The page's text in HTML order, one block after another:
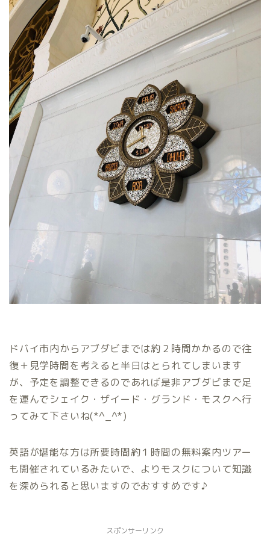
ドバイ市内からアブダビまでは約２時間かかるので往
復＋見学時間を考えると半日はとられてしまいます
が、予定を調整できるのであれば是非アブダビまで足
を運んでシェイク・ザイード・グランド・モスクへ行
ってみて下さいね(*^_^*)
英語が堪能な方は所要時間約１時間の無料案内ツアー
も開催されているみたいで、よりモスクについて知識
を深められると思いますのでおすすめです♪
スポンサーリンク